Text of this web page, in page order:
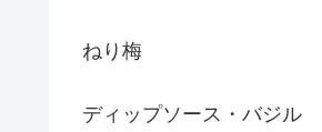
ねり梅
ディップソース・バジル